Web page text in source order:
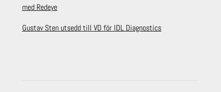
med Redeye
Gustav Sten utsedd till VD för IDL Diagnostics